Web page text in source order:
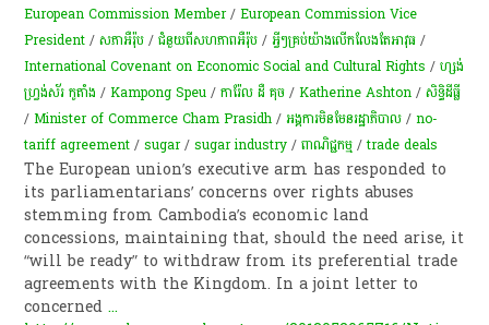
European Commission Member/European Commission Vice
President /សភាអឺរ៉ុប /ជំនួយពីសហភាពអឺរ៉ុប /អ្វីៗ​គ្រប់​យ៉ាង​លើក​លែង​តែ​អាវុធ /
International Covenant on Economic Social and Cultural Rights /ហ្សង់
ហ្វ្រង់ស័រ កូតាំង/Kampong Speu /ការ៉ែល ដឺ គុច /Katherine Ashton /សិទ្ធិ​ដីធ្លី
/Minister of Commerce Cham Prasidh /អង្គការមិនមែនរដ្ឋាភិបាល /no-
tariff agreement /sugar/sugar industry /ពាណិជ្ជកម្ម /trade deals
The European union’s executive arm has responded to
its parliamentarians’ concerns over rights abuses
stemming from Cambodia’s economic land
concessions, maintaining that, should the need arise, it
“will be ready” to withdraw from its preferential trade
agreements with the Kingdom. In a joint letter to
concerned...